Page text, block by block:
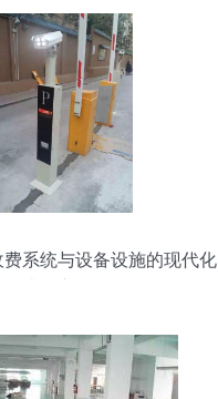
费系统与设备设施的现代化